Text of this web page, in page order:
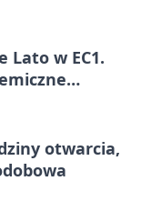
Lato w EC1.
otwarcia,